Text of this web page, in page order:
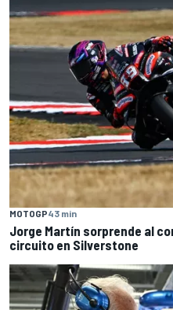
MOTOGP43 min
Jorge Martín sorprende al
circuito en Silverstone